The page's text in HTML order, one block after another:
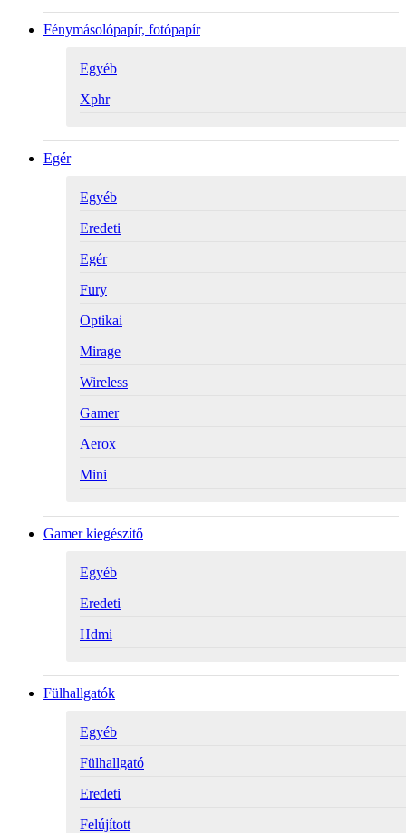
Fénymásolópapír, fotópapír
Egyéb
Xphr
Egér
Egyéb
Eredeti
Egér
Fury
Optikai
Mirage
Wireless
Gamer
Aerox
Mini
Gamer kiegészítő
Egyéb
Eredeti
Hdmi
Fülhallgatók
Egyéb
Fülhallgató
Eredeti
Felújított